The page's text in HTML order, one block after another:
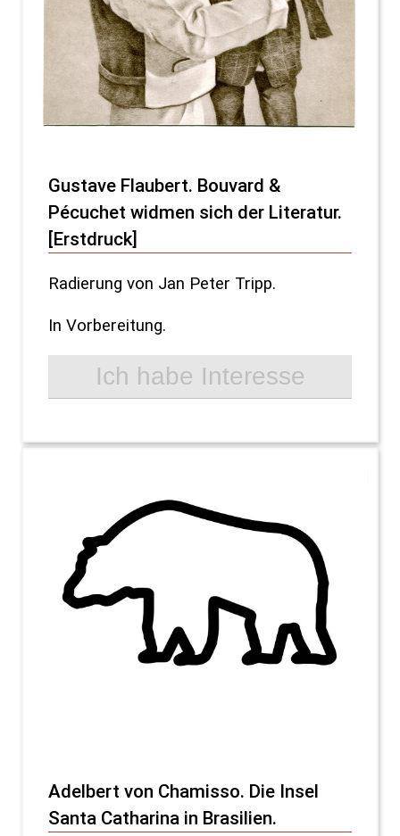
Gustave Flaubert. Bouvard &
Pécuchet widmen sich der Literatur.
[Erstdruck]
Radierung von Jan Peter Tripp.
In Vorbereitung.
Adelbert von Chamisso. Die Insel
Santa Catharina in Brasilien.